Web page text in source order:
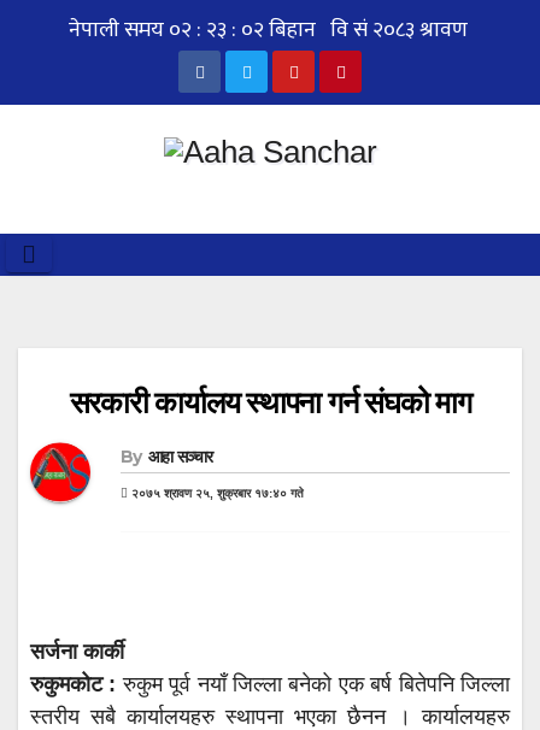
सरकारी कार्यालय स्थापना गर्न संघको माग
By आहा सञ्चार
२०७५ श्रावण २५, शुक्रबार १७:४० गते
सर्जना कार्की
रुकुमकोट : रुकुम पूर्व नयाँ जिल्ला बनेको एक बर्ष बितेपनि जिल्ला
स्तरीय सबै कार्यालयहरु स्थापना भएका छैनन । कार्यालयहरु